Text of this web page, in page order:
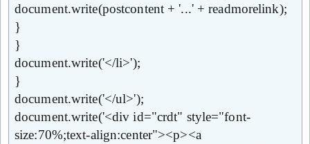
document.write(postcontent + '...' + readmorelink);
}
}
document.write('</li>');
}
document.write('</ul>');
document.write('<div id="crdt" style="font-
size:70%;text-align:center"><p><a